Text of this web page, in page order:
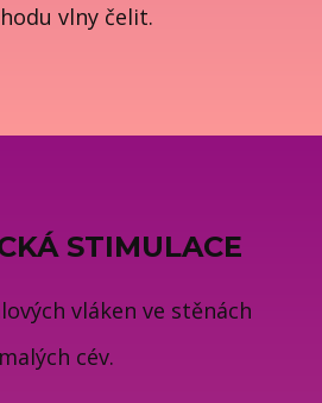
vlny čelit.
STIMULACE
vláken ve stěnách
malých cév.